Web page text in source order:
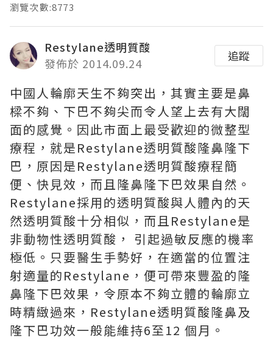
瀏覽次數:8773
Restylane透明質酸
發佈於 2014.09.24
追蹤
中國人輪廓天生不夠突出，其實主要是鼻
樑不夠、下巴不夠尖而令人望上去有大闊
面的感覺。因此市面上最受歡迎的微整型
療程，就是Restylane透明質酸隆鼻隆下
巴，原因是Restylane透明質酸療程簡
便、快見效，而且隆鼻隆下巴效果自然。
Restylane採用的透明質酸與人體內的天
然透明質酸十分相似，而且Restylane是
非動物性透明質酸， 引起過敏反應的機率
極低。只要醫生手勢好，在適當的位置注
射適量的Restylane，便可帶來豐盈的隆
鼻隆下巴效果，令原本不夠立體的輪廓立
時精緻過來，Restylane透明質酸隆鼻及
隆下巴功效一般能維持6至12 個月。